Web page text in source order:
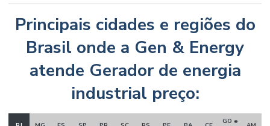
Principais cidades e regiões do
Brasil onde a Gen & Energy
atende Gerador de energia
industrial preço:
GO e